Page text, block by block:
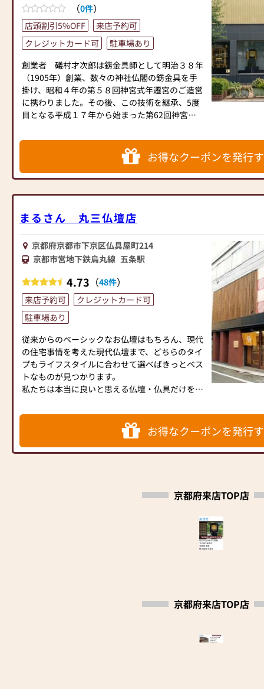
【取扱い品目と営業事項】
・各宗派金仏壇、唐木仏壇、各種仏像・仏具、念
珠、線香、蝋燭など。
・別注仏壇、仕込み仏壇の製作。（お仏間や御本
尊にあわせて製作）
・お位牌の文字彫り、念数の修理、掛軸の表具。
・寺院仏具・荘厳具の製作、販売、お修理。
（0件）
店頭割引5%OFF
来店予約可
クレジットカード可
駐車場あり
創業者 礒村才次郎は錺金具師として明治３８年
（1905年）創業、数々の神社仏閣の錺金具を手
掛け、昭和４年の第５８回神宮式年遷宮のご造営
に携わりました。その後、この技術を継承、5度
目となる平成１７年から始まった第62回神宮式
の神社仏閣や文化財の錺金具を手掛けてきまし
た。この錺金具の技術を活かした、伝統工芸仏壇
や仏具の製造販売を行い、現在では、京仏壇に代
表される伝統的な金仏壇、重厚感のある唐木仏
ご来店をお待ちしております。
お得なクーポンを発行
まるさん 丸三仏壇店
京都府京都市下京区仏具屋町214
京都市営地下鉄烏丸線 五条駅
4.73 （48件）
来店予約可
クレジットカード可
駐車場あり
従来からのベーシックなお仏壇はもちろん、現代
の住宅事情を考えた現代仏壇まで、どちらのタイ
プもライフスタイルに合わせて選べばきっとベス
トなものが見つかります。
私たちは本当に良いと思える仏壇・仏具だけを皆
金仏壇/唐木仏壇/現代仏壇/寺院用仏具/仏壇用仏
具/床掛軸/ 念珠/蝋燭/線香/位牌/お盆提灯/墓参用
お得なクーポンを発行
京都府来店TOP店
京都府来店TOP店